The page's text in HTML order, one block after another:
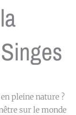
pleine nature ?
sur le monde